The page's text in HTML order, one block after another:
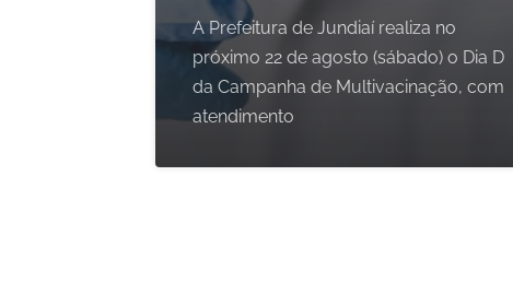
A Prefeitura de Jundiaí realiza no
próximo 22 de agosto (sábado) o Dia D
da Campanha de Multivacinação, com
atendimento